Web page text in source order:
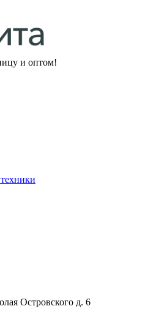
и оптом!
Островского д. 6